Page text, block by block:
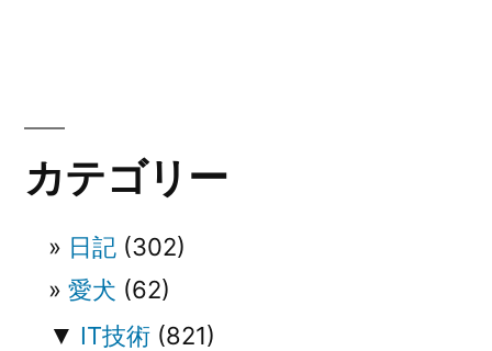
ー
シカテゴリー
日記 (302)
愛犬 (62)
▼ IT技術 (821)